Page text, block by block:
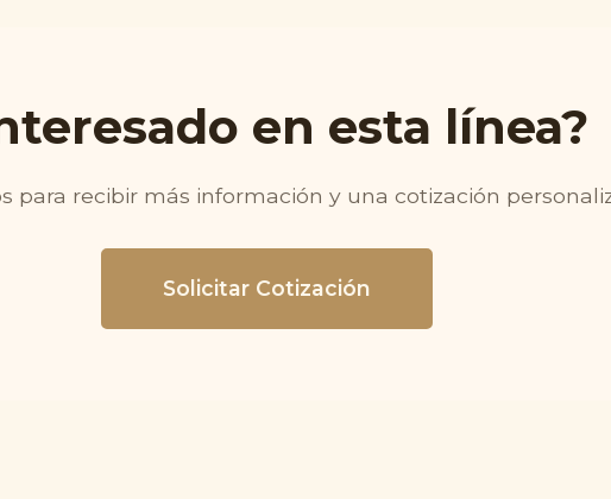
en esta línea?
para recibir más información y una cotización
Solicitar Cotización